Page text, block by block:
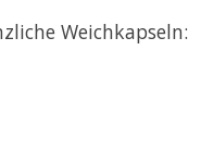
Weichkapseln: